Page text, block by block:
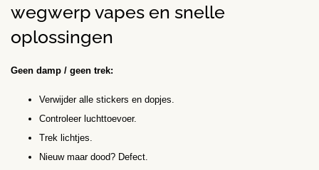
wegwerp vapes en snelle
oplossingen
Geen damp / geen trek:
Verwijder alle stickers en dopjes.
Controleer luchttoevoer.
Trek lichtjes.
Nieuw maar dood? Defect.